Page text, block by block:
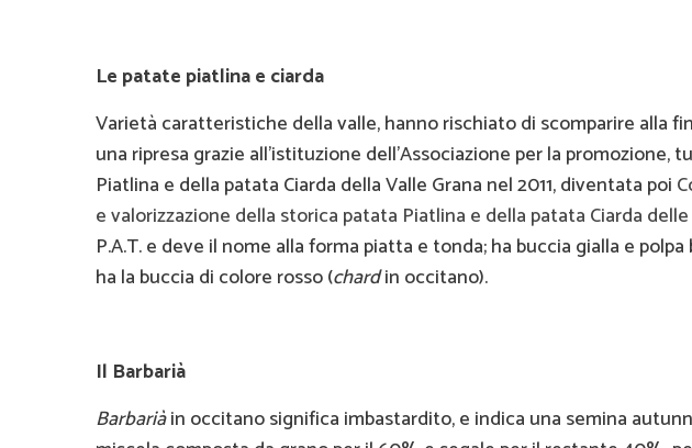
Le patate piatlina e ciarda
Varietà caratteristiche della valle, hanno rischiato di scomparire alla
una ripresa grazie all’istituzione dell'Associazione per la promozione,
Piatlina e della patata Ciarda della Valle Grana nel 2011, diventata poi
e valorizzazione della storica patata Piatlina e della patata Ciarda delle
P.A.T. e deve il nome alla forma piatta e tonda; ha buccia gialla e
ha la buccia di colore rosso (chardin occitano).
Il Barbarià
Barbariàin occitano significa imbastardito, e indica una semina